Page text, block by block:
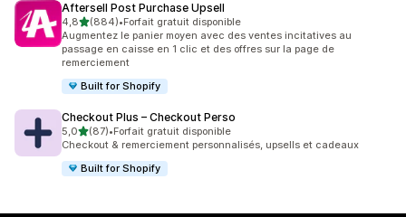
Aftersell Post Purchase Upsell
4,8étoile(s) sur 5
(884)
884 avis au total
•Forfait gratuit disponible
Augmentez le panier moyen avec des ventes incitatives au
passage en caisse en 1 clic et des offres sur la page de
remerciement
Built for Shopify
Checkout Plus – Checkout Perso
5,0étoile(s) sur 5
(87)
87 avis au total
•Forfait gratuit disponible
Checkout & remerciement personnalisés, upsells et cadeaux
Built for Shopify